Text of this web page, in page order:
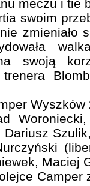
meczu i tie
swoim
swoją
trenera
Dariusz
Maciej
Camper